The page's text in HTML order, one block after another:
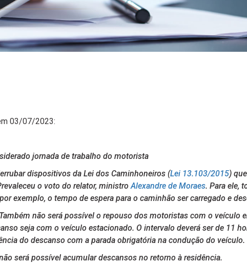
03/07/2023:
jornada de trabalho do motorista
dispositivos da Lei dos Caminhoneiros (Lei 13.103/2015)
o voto do relator, ministroAlexandre de Moraes. Para ele,
exemplo, o tempo de espera para o caminhão ser carregado e
não será possível o repouso dos motoristas com o veículo
seja com o veículo estacionado. O intervalo deverá ser de 11
do descanso com a parada obrigatória na condução do veículo.
será possível acumular descansos no retorno à residência.